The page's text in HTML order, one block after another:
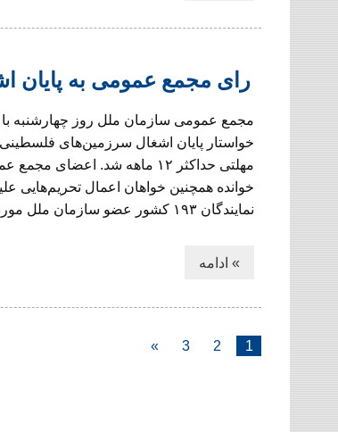
رای مجمع عمومی به پایان
مجمع عمومی سازمان ملل روز چهارشنبه
خواستار پایان اشغال سرزمین‌های
مهلتی حداکثر ۱۲ ماهه شد.
خوانده همچنین خواهان اعمال تحریم‌هایی
نمایندگان ۱۹۳ کشور عضو سازمان ملل مورد بحث […]
» ادامه
1
2
3
»